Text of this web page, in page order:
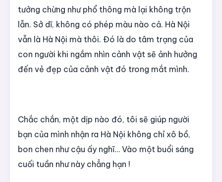
tưởng chừng như phổ thông mà lại không trộn
lẫn. Sở dĩ, không có phép màu nào cả. Hà Nội
vẫn là Hà Nội mà thôi. Đó là do tâm trạng của
con người khi ngắm nhìn cảnh vật sẽ ảnh hưởng
đến vẻ đẹp của cảnh vật đó trong mắt mình.
Chắc chắn, một dịp nào đó, tôi sẽ giúp người
bạn của mình nhận ra Hà Nội không chỉ xô bồ,
bon chen như cậu ấy nghĩ… Vào một buổi sáng
cuối tuần như này chẳng hạn !